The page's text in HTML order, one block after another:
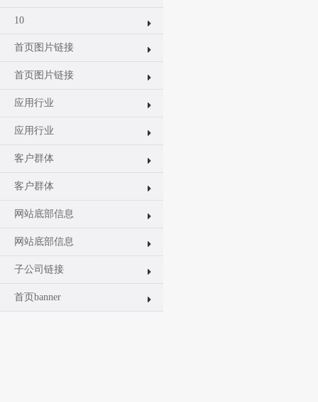
10
首页图片链接
首页图片链接
应用行业
应用行业
客户群体
客户群体
网站底部信息
网站底部信息
子公司链接
首页banner